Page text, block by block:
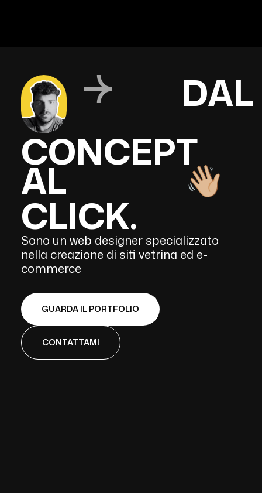
DAL
CONCEPT
AL
CLICK.
GUARDA IL PORTFOLIO
CONTATTAMI
Sono un web designer specializzato
nella creazione di siti vetrina ed e-
commerce